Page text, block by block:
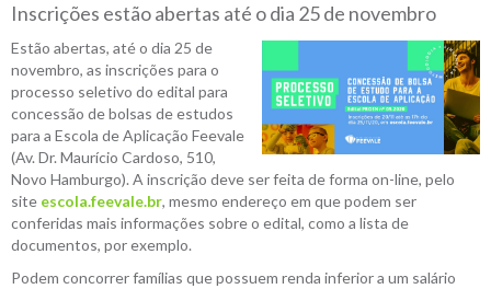
Inscrições estão abertas até o dia 25 de novembro
Estão abertas, até o dia 25 de
novembro, as inscrições para o
processo seletivo do edital para
concessão de bolsas de estudos
para a Escola de Aplicação Feevale
(Av. Dr. Maurício Cardoso, 510,
Novo Hamburgo). A inscrição deve ser feita de forma on-line, pelo
site escola.feevale.br, mesmo endereço em que podem ser
conferidas mais informações sobre o edital, como a lista de
documentos, por exemplo.
Podem concorrer famílias que possuem renda inferior a um salário